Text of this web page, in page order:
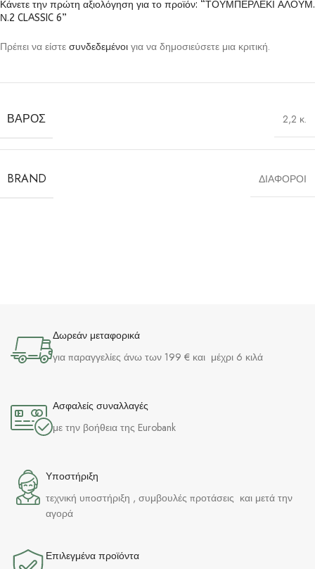
Κάνετε την πρώτη αξιολόγηση για το προϊόν: “ΤΟΥΜΠΕΡΛΕΚΙ ΑΛΟΥΜ.
Ν.2 CLASSIC 6”
Πρέπει να είστε συνδεδεμένοι για να δημοσιεύσετε μια κριτική.
ΒΆΡΟΣ 2,2 κ.
BRAND ΔΙΑΦΟΡΟΙ
Δωρεάν μεταφορικά
για παραγγελίες άνω των 199 € και μέχρι 6 κιλά
Ασφαλείς συναλλαγές
με την βοήθεια της Eurobank
Υποστήριξη
τεχνική υποστήριξη , συμβουλές προτάσεις και μετά την
αγορά
Επιλεγμένα προϊόντα​